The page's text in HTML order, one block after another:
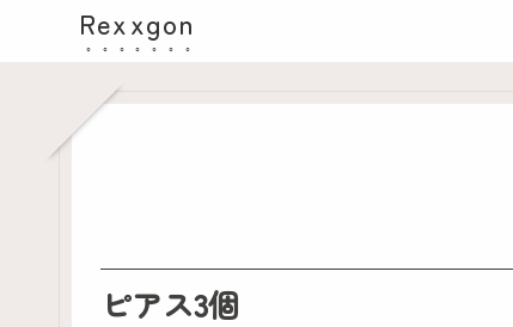
Rexxgon
ピアス3個